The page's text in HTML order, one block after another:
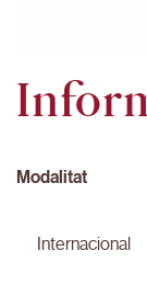
Modalitat
internacional